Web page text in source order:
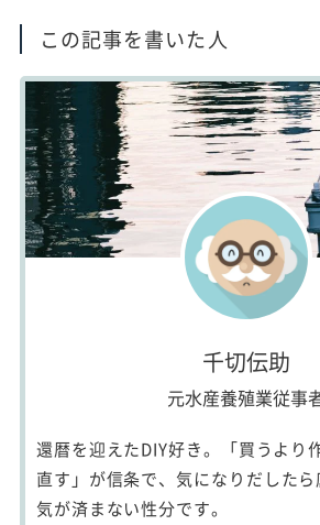
この記事を書いた人
千切伝助
元水産養殖業従事
還暦を迎えたDIY好き。「買うより
直す」が信条で、気になりだした
気が済まない性分です。